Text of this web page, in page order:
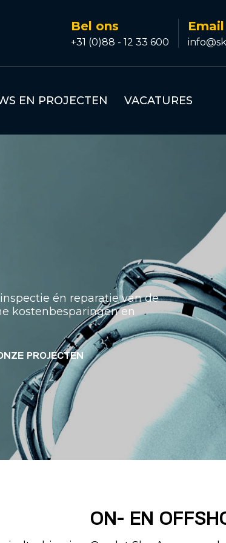
Bel ons
+31 (0)88 - 12 33 600
EN PROJECTEN VACATURES
én reparatie van de
kostenbesparingen en
PROJECTEN
ON- EN